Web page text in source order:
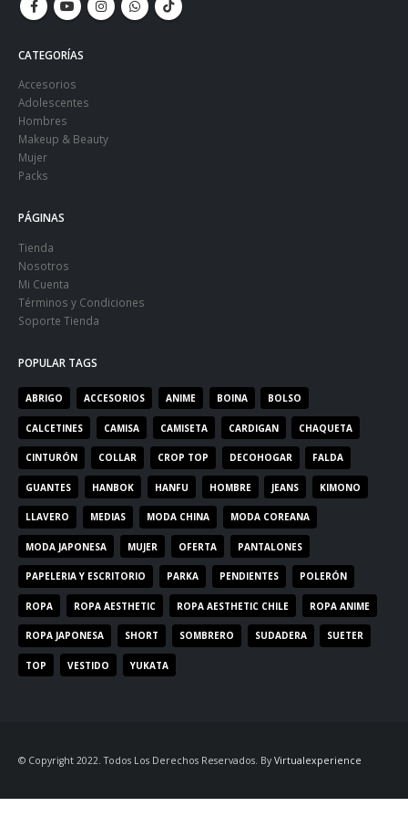
CATEGORÍAS
Accesorios
Adolescentes
Hombres
Makeup & Beauty
Mujer
Packs
PÁGINAS
Tienda
Nosotros
Mi Cuenta
Términos y Condiciones
Soporte Tienda
POPULAR TAGS
ABRIGO ACCESORIOS ANIME BOINA BOLSO
CALCETINES CAMISA CAMISETA CARDIGAN CHAQUETA
CINTURÓN COLLAR CROP TOP DECOHOGAR FALDA
GUANTES HANBOK HANFU HOMBRE JEANS KIMONO
LLAVERO MEDIAS MODA CHINA MODA COREANA
MODA JAPONESA MUJER OFERTA PANTALONES
PAPELERIA Y ESCRITORIO PARKA PENDIENTES POLERÓN
ROPA ROPA AESTHETIC ROPA AESTHETIC CHILE ROPA ANIME
ROPA JAPONESA SHORT SOMBRERO SUDADERA SUETER
TOP VESTIDO YUKATA
© Copyright 2022. Todos Los Derechos Reservados. By Virtualexperience